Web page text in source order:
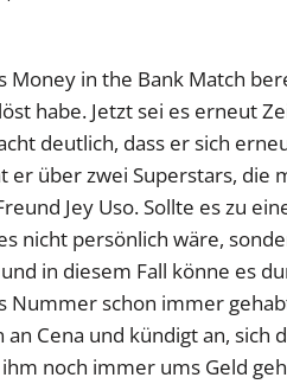
Money in the Bank Match
habe. Jetzt sei es erneut
deutlich, dass er sich
er über zwei Superstars, die
Jey Uso. Sollte es zu
nicht persönlich wäre,
in diesem Fall könne es
Nummer schon immer
Cena und kündigt an, sich
noch immer ums Geld